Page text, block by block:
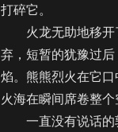
打碎它。
火龙无助地移开
弃，短暂的犹豫过
焰。熊熊烈火在它
火海在瞬间席卷整个
一直没有说话的